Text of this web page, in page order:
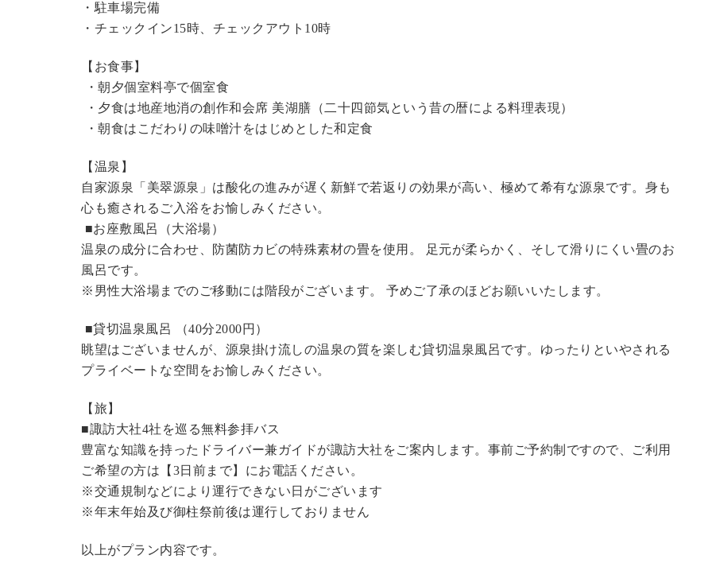
・駐車場完備
・チェックイン15時、チェックアウト10時
【お食事】
・朝夕個室料亭で個室食
・夕食は地産地消の創作和会席 美湖膳（二十四節気という昔の暦による料理表現）
・朝食はこだわりの味噌汁をはじめとした和定食
【温泉】
自家源泉「美翠源泉」は酸化の進みが遅く新鮮で若返りの効果が高い、極めて希有な源泉です。身も
心も癒されるご入浴をお愉しみください。
■お座敷風呂（大浴場）
温泉の成分に合わせ、防菌防カビの特殊素材の畳を使用。 足元が柔らかく、そして滑りにくい畳のお
風呂です。
※男性大浴場までのご移動には階段がございます。 予めご了承のほどお願いいたします。
■貸切温泉風呂 （40分2000円 ）
眺望はございませんが、源泉掛け流しの温泉の質を楽しむ貸切温泉風呂です。ゆったりといやされる
プライベートな空間をお愉しみください。
【旅】
■諏訪大社4社を巡る無料参拝バス
豊富な知識を持ったドライバー兼ガイドが諏訪大社をご案内します。 事前ご予約制ですので、ご利用
ご希望の方は【3日前まで】にお電話ください。
※交通規制などにより運行できない日がございます
※年末年始及び御柱祭前後は運行しておりません
以上がプラン内容です。